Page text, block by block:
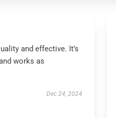
and effective. It’s
works as
Dec 24, 2024